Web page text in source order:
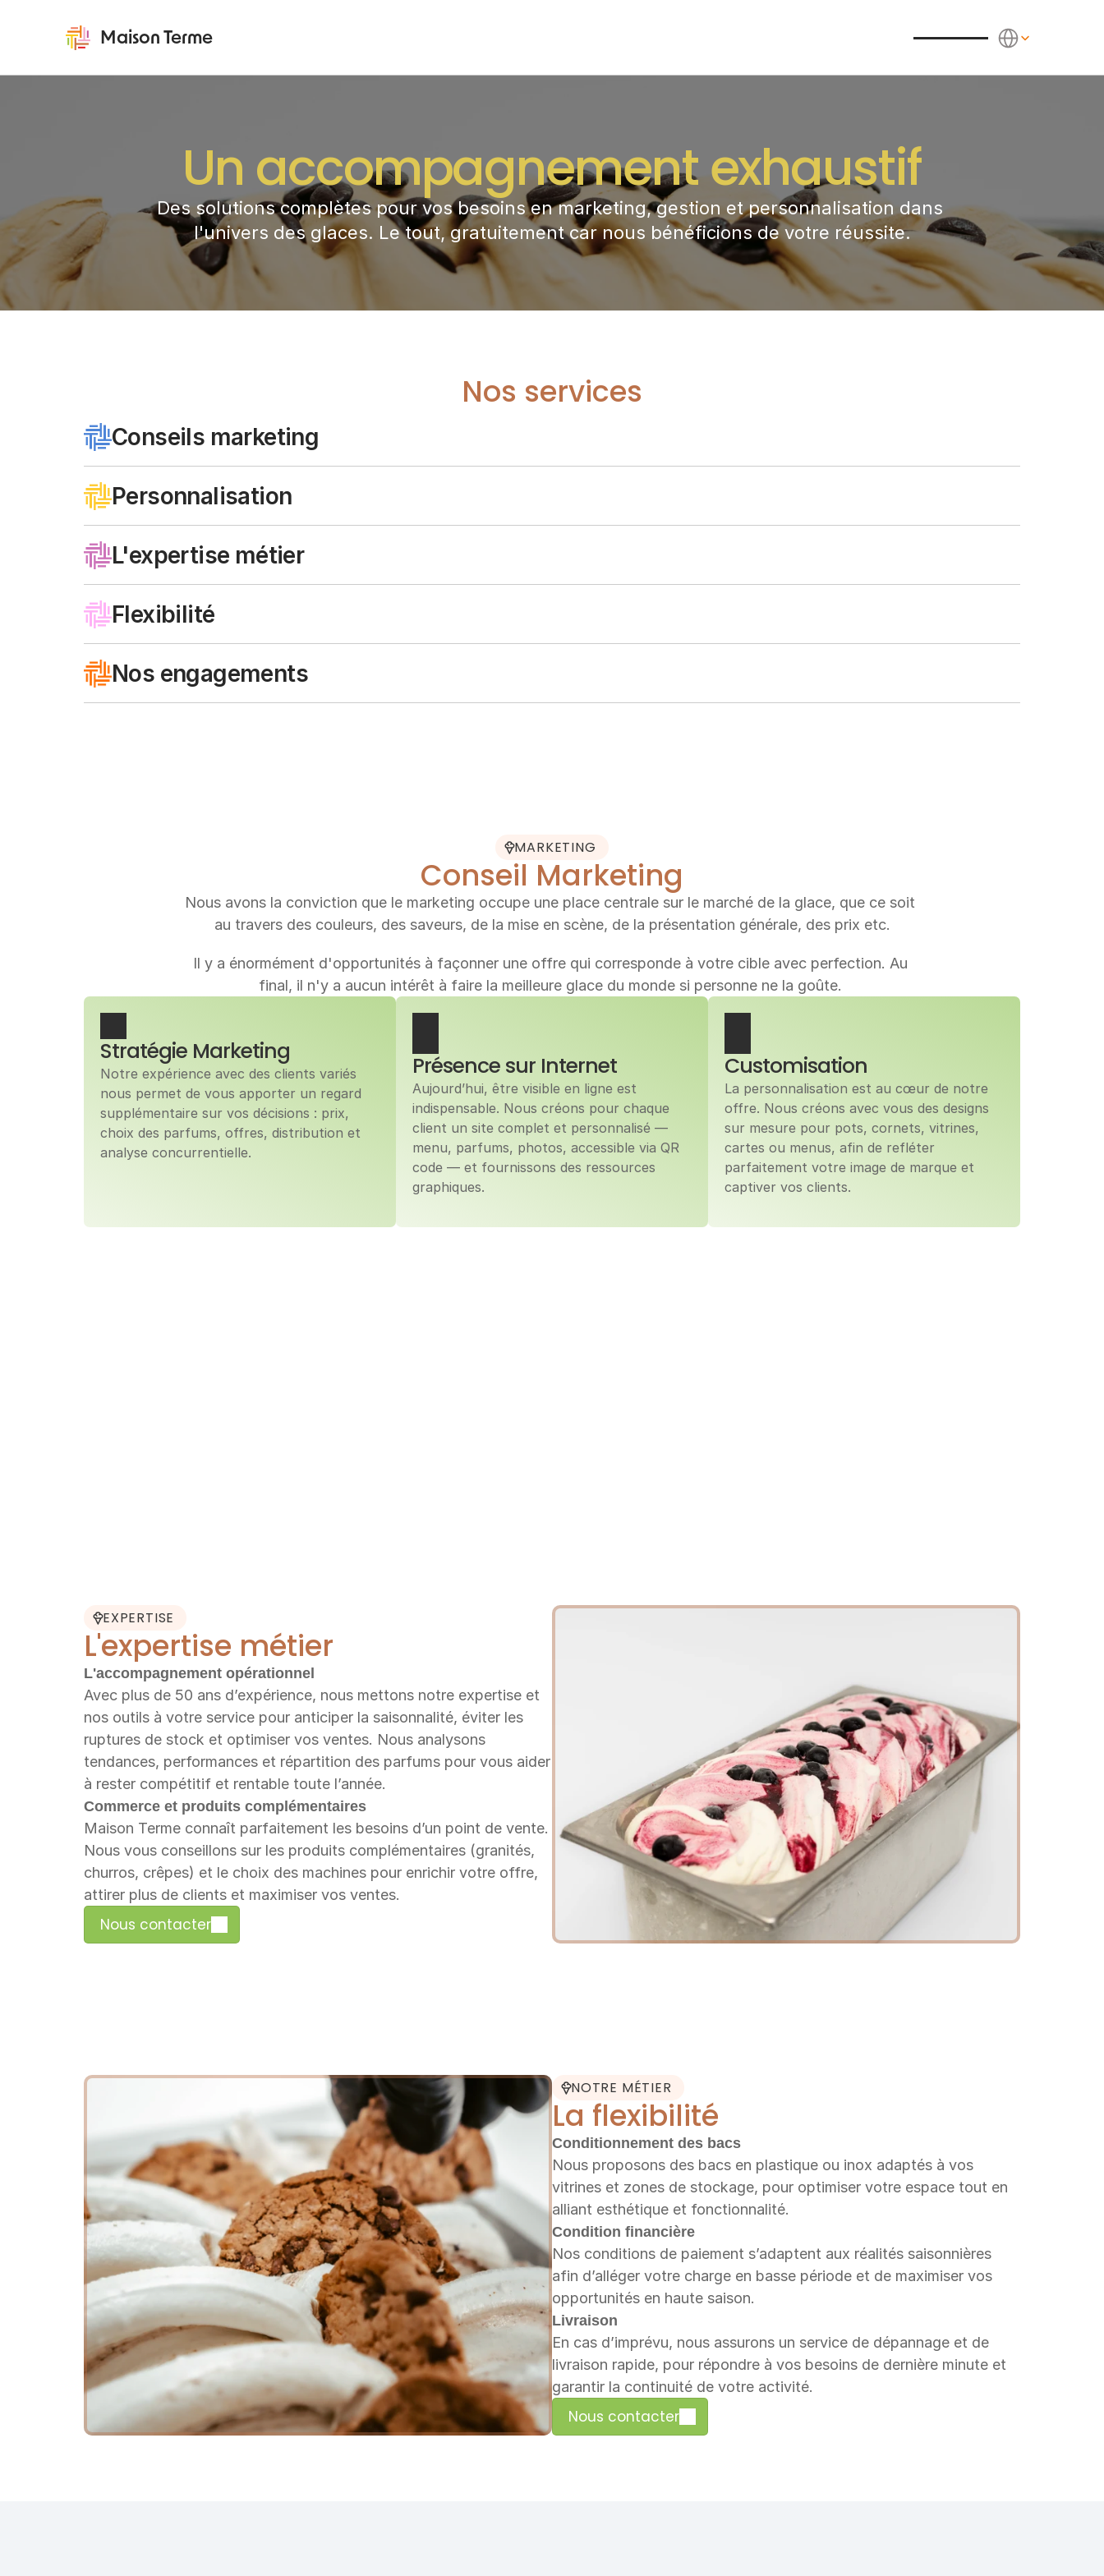
Maison Terme
Un accompagnement exhaustif
Des solutions complètes pour vos besoins en marketing, gestion et personnalisation dans
l'univers des glaces. Le tout, gratuitement car nous bénéficions de votre réussite.
Nos services
Conseils marketing
Personnalisation
L'expertise métier
Flexibilité
Nos engagements
MARKETING
Conseil Marketing
Nous avons la conviction que le marketing occupe une place centrale sur le marché de la glace, que ce soit
au travers des couleurs, des saveurs, de la mise en scène, de la présentation générale, des prix etc.
Il y a énormément d'opportunités à façonner une offre qui corresponde à votre cible avec perfection. Au
final, il n'y a aucun intérêt à faire la meilleure glace du monde si personne ne la goûte.
Stratégie Marketing
Notre expérience avec des clients variés
nous permet de vous apporter un regard
supplémentaire sur vos décisions : prix,
choix des parfums, offres, distribution et
analyse concurrentielle.
Présence sur Internet
Aujourd’hui, être visible en ligne est
indispensable. Nous créons pour chaque
client un site complet et personnalisé —
menu, parfums, photos, accessible via QR
code — et fournissons des ressources
graphiques.
Customisation
La personnalisation est au cœur de notre
offre. Nous créons avec vous des designs
sur mesure pour pots, cornets, vitrines,
cartes ou menus, afin de refléter
parfaitement votre image de marque et
captiver vos clients.
EXPERTISE
L'expertise métier
L'accompagnement opérationnel
Avec plus de 50 ans d’expérience, nous mettons notre expertise et
nos outils à votre service pour anticiper la saisonnalité, éviter les
ruptures de stock et optimiser vos ventes. Nous analysons
tendances, performances et répartition des parfums pour vous aider
à rester compétitif et rentable toute l’année.
Commerce et produits complémentaires
Maison Terme connaît parfaitement les besoins d’un point de vente.
Nous vous conseillons sur les produits complémentaires (granités,
churros, crêpes) et le choix des machines pour enrichir votre offre,
attirer plus de clients et maximiser vos ventes.
Nous contacter
NOTRE MÉTIER
La flexibilité
Conditionnement des bacs
Nous proposons des bacs en plastique ou inox adaptés à vos
vitrines et zones de stockage, pour optimiser votre espace tout en
alliant esthétique et fonctionnalité.
Condition financière
Nos conditions de paiement s’adaptent aux réalités saisonnières
afin d’alléger votre charge en basse période et de maximiser vos
opportunités en haute saison.
Livraison
En cas d’imprévu, nous assurons un service de dépannage et de
livraison rapide, pour répondre à vos besoins de dernière minute et
garantir la continuité de votre activité.
Nous contacter